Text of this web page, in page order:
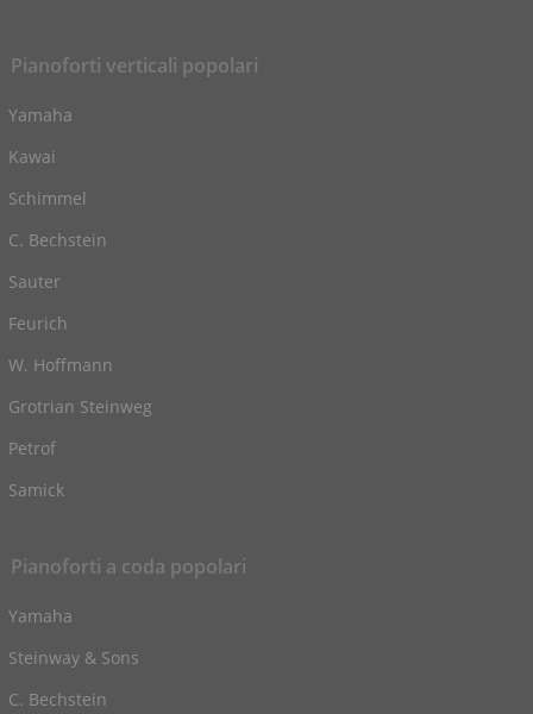
Pianoforti verticali popolari
Yamaha
Kawai
Schimmel
C. Bechstein
Sauter
Feurich
W. Hoffmann
Grotrian Steinweg
Petrof
Samick
Pianoforti a coda popolari
Yamaha
Steinway & Sons
C. Bechstein